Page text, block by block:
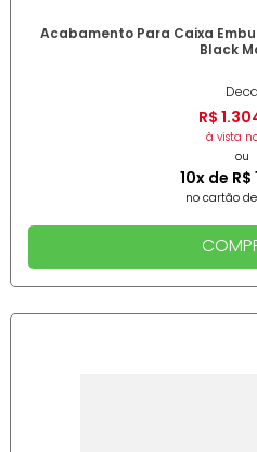
Acabamento Para Caixa
Black
Deca
R$ 1.
à vista
ou
10x de R$
no cartão